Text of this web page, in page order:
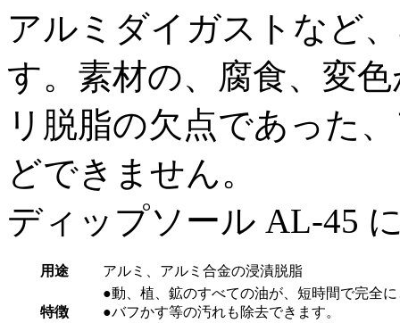
アルミダイガストなど
す。素材の、腐食、変
リ脱脂の欠点であった
どできません。
ディップソール AL-45
用途 アルミ、アルミ合金の浸漬脱脂
特徴
●動、植、鉱のすべての油が、短時間で完全
●バフかす等の汚れも除去できます。